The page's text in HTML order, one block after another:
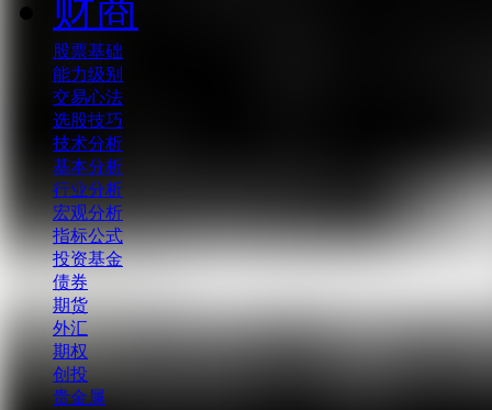
财商
股票基础
能力级别
交易心法
选股技巧
技术分析
基本分析
行业分析
宏观分析
指标公式
投资基金
债券
期货
外汇
期权
创投
贵金属